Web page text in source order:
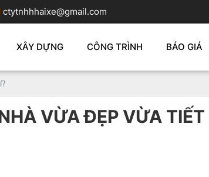
ctytnhhhaixe@gmail.com
XÂY DỰNG CÔNG TRÌNH BÁO GIÁ
VỪA ĐẸP VỪA TIẾT